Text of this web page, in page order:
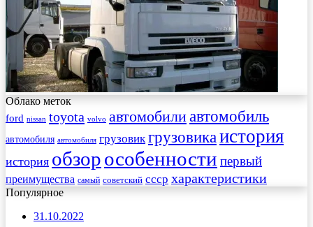
Облако меток
ford nissan toyota volvo автомобилиавтомобиль
автомобиля автомобиля грузовик грузовикаистория
история обзорособенности первый
преимущества самый советский ссср характеристики
Популярное
31.10.2022